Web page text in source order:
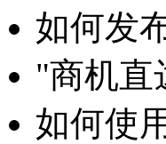
如何发
"商机直
如何使